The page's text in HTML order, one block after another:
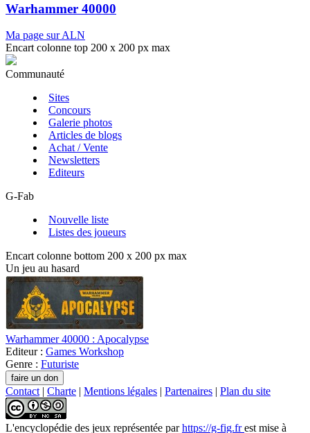
Warhammer 40000
Ma page sur ALN
Encart colonne top 200 x 200 px max
Communauté
Sites
Concours
Galerie photos
Articles de blogs
Achat / Vente
Newsletters
Editeurs
G-Fab
Nouvelle liste
Listes des joueurs
Encart colonne bottom 200 x 200 px max
Un jeu au hasard
Warhammer 40000 : Apocalypse
Editeur : Games Workshop
Genre : Futuriste
Contact | Charte | Mentions légales | Partenaires | Plan du site
L'encyclopédie des jeux représentée parhttps://g-fig.frest mise à